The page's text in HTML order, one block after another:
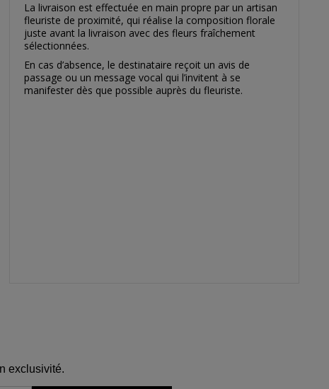
La livraison est effectuée en main propre par un artisan
fleuriste de proximité, qui réalise la composition florale
juste avant la livraison avec des fleurs fraîchement
sélectionnées.
En cas d’absence, le destinataire reçoit un avis de
passage ou un message vocal qui l’invitent à se
manifester dès que possible auprès du fleuriste.
exclusivité.